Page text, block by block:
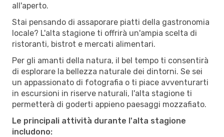
all'aperto.
Stai pensando di assaporare piatti della gastronomia
locale? L'alta stagione ti offrirà un'ampia scelta di
ristoranti, bistrot e mercati alimentari.
Per gli amanti della natura, il bel tempo ti consentirà
di esplorare la bellezza naturale dei dintorni. Se sei
un appassionato di fotografia o ti piace avventurarti
in escursioni in riserve naturali, l'alta stagione ti
permetterà di goderti appieno paesaggi mozzafiato.
Le principali attività durante l'alta stagione
includono: